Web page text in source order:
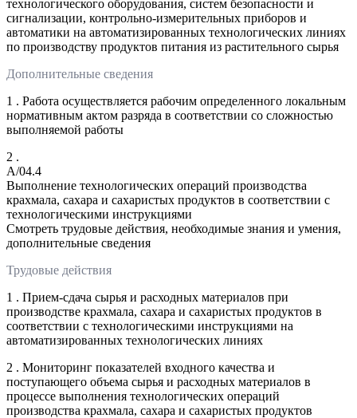
технологического оборудования, систем безопасности и
сигнализации, контрольно-измерительных приборов и
автоматики на автоматизированных технологических линиях
по производству продуктов питания из растительного сырья
Дополнительные сведения
1 . Работа осуществляется рабочим определенного локальным
нормативным актом разряда в соответствии со сложностью
выполняемой работы
2 .
A/04.4
Выполнение технологических операций производства
крахмала, сахара и сахаристых продуктов в соответствии с
технологическими инструкциями
Смотреть трудовые действия, необходимые знания и умения,
дополнительные сведения
Трудовые действия
1 . Прием-сдача сырья и расходных материалов при
производстве крахмала, сахара и сахаристых продуктов в
соответствии с технологическими инструкциями на
автоматизированных технологических линиях
2 . Мониторинг показателей входного качества и
поступающего объема сырья и расходных материалов в
процессе выполнения технологических операций
производства крахмала, сахара и сахаристых продуктов